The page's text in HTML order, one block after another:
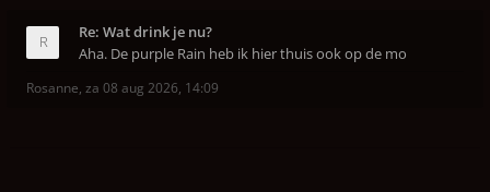
Re: Wat drink je nu?
Aha. De purple Rain heb ik hier thuis ook op de mo
Rosanne, za 08 aug 2026, 14:09